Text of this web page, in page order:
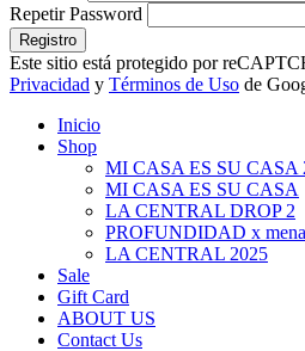
Repetir Password
Este sitio está protegido por
Privacidad y Términos de Uso de
Inicio
Shop
MI CASA ES SU CASA
MI CASA ES SU CASA
LA CENTRAL DROP 2
PROFUNDIDAD x mena
LA CENTRAL 2025
Sale
Gift Card
ABOUT US
Contact Us